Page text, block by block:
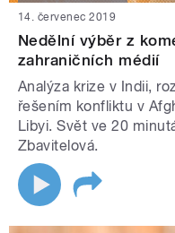
14. červenec 2019
Nedělní výběr z
zahraničních médií
Analýza krize v Indii,
řešením konfliktu v
Libyi. Svět ve 20
Zbavitelová.